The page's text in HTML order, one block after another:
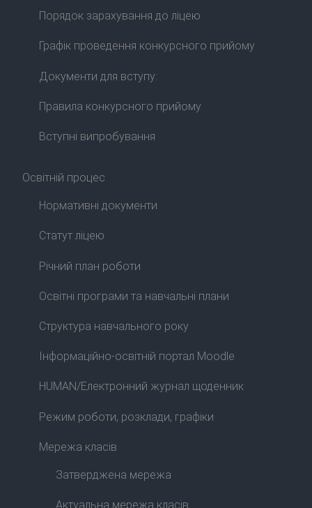
Порядок зарахування до ліцею
Графік проведення конкурсного прийому
Документи для вступу:
Правила конкурсного прийому
Вступні випробування
Освітній процес
Нормативні документи
Статут ліцею
Річний план роботи
Освітні програми та навчальні плани
Структура навчального року
Інформаційно-освітній портал Moodle
HUMAN/Електронний журнал щоденник
Режим роботи, розклади, графіки
Мережа класів
Затверджена мережа
Актуальна мережа класів